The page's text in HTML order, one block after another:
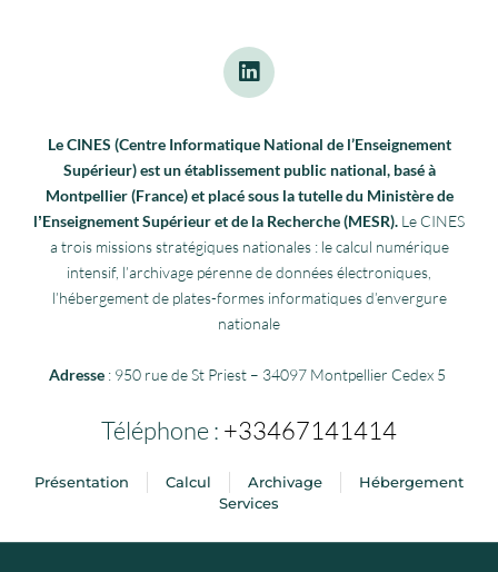
Le CINES (Centre Informatique National de l’Enseignement
Supérieur) est un établissement public national, basé à
Montpellier (France) et placé sous la tutelle du Ministère de
lʼEnseignement Supérieur et de la Recherche (MESR). Le CINES
a trois missions stratégiques nationales : le calcul numérique
intensif, l’archivage pérenne de données électroniques,
l’hébergement de plates-formes informatiques d’envergure
nationale
Adresse : 950 rue de St Priest – 34097 Montpellier Cedex 5
Téléphone : +33467141414
Présentation Calcul Archivage
Hébergement
Services